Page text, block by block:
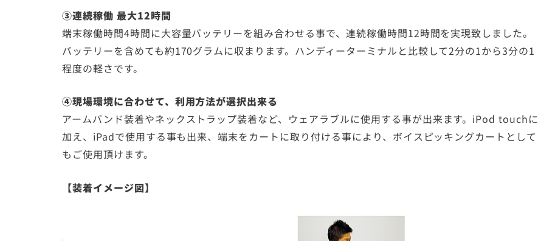
③連続稼働 最大12時間
端末稼働時間4時間に大容量バッテリーを組み合わせる事で、連続稼働時間12時間を実現致しました。
バッテリーを含めても約170グラムに収まります。ハンディーターミナルと比較して2分の1から3分の1
程度の軽さです。
④現場環境に合わせて、利用方法が選択出来る
アームバンド装着やネックストラップ装着など、ウェアラブルに使用する事が出来ます。iPod touchに
加え、iPadで使用する事も出来、端末をカートに取り付ける事により、ボイスピッキングカートとして
もご使用頂けます。
【装着イメージ図】